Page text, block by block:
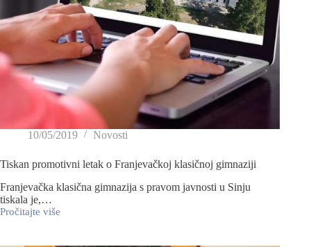
10/05/2019 Novosti
Tiskan promotivni letak o Franjevačkoj klasičnoj gimnaziji
Franjevačka klasična gimnazija s pravom javnosti u Sinju
tiskala je,…
Pročitajte više